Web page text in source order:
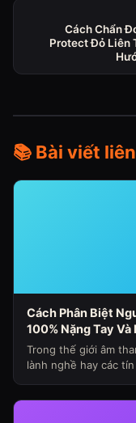
Cách Chẩn
Protect Đỏ Liên
📚 Bài viết
Cách Phân Biệt
100% Nặng Tay
Nhanh Nóng Sụt
Ngày 341)
Trong thế giới âm
lành nghề hay các